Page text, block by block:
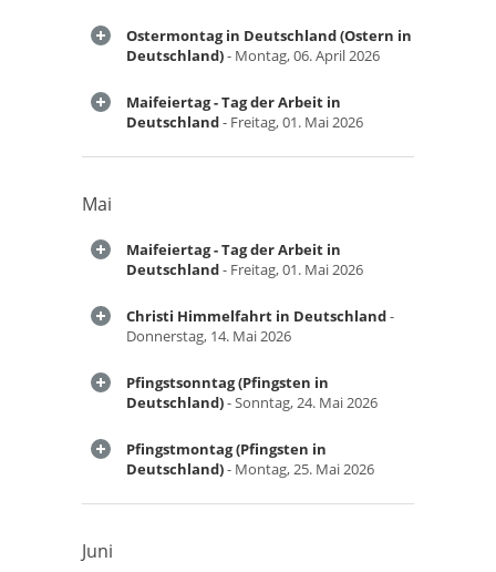
Ostermontag in Deutschland (Ostern in
Deutschland)- Montag, 06. April 2026
Maifeiertag - Tag der Arbeit in
Deutschland- Freitag, 01. Mai 2026
Mai
Maifeiertag - Tag der Arbeit in
Deutschland- Freitag, 01. Mai 2026
Christi Himmelfahrt in Deutschland-
Donnerstag, 14. Mai 2026
Pfingstsonntag (Pfingsten in
Deutschland)- Sonntag, 24. Mai 2026
Pfingstmontag (Pfingsten in
Deutschland)- Montag, 25. Mai 2026
Juni